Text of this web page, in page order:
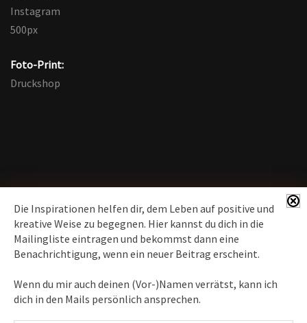
Die Inspirationen helfen dir, dem Leben auf positive und
kreative Weise zu begegnen. Hier kannst du dich in die
Mailingliste eintragen und bekommst dann eine
Benachrichtigung, wenn ein neuer Beitrag erscheint.
Wenn du mir auch deinen (Vor-)Namen verrätst, kann ich
dich in den Mails persönlich ansprechen.
Instagram
500px
Foto-Print:
Druckshop
News erhalten
Inspirationen
– Bewusstseins-Impulse, Meditation &
Heilung, Texte & Botschaften